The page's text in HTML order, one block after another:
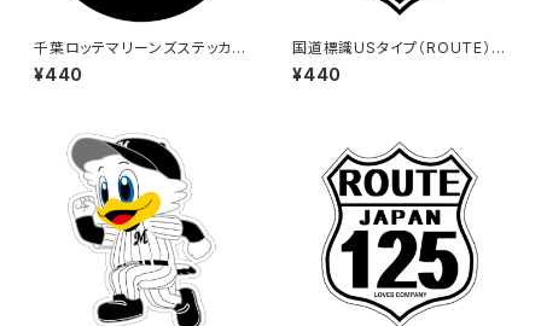
千葉ロッテマリーンズステッカー
6
¥440
国道標識USタイプ（ROUTE）ス
テッカー 418号線（ブラック）
¥440